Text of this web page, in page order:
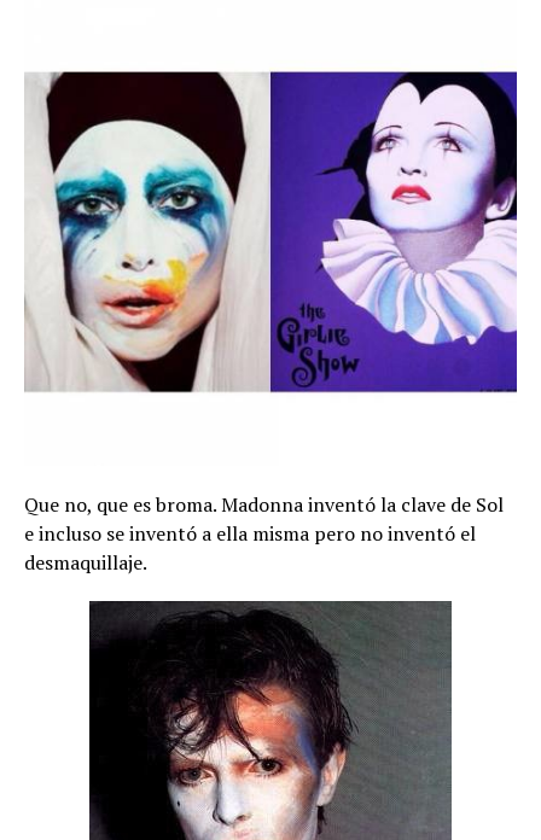
Que no, que es broma. Madonna inventó la clave de Sol
e incluso se inventó a ella misma pero no inventó el
desmaquillaje.